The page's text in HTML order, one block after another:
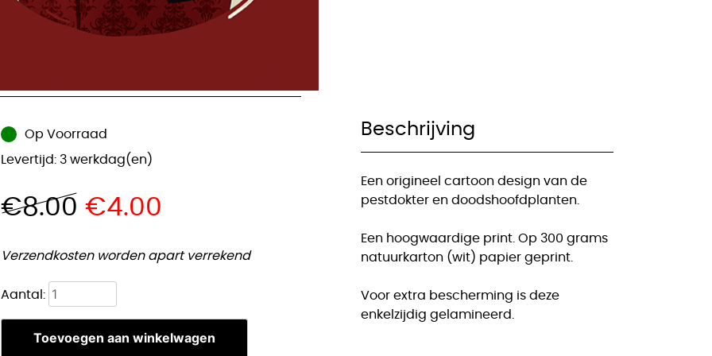
Op Voorraad
Levertijd: 3 werkdag(en)
€8.00 €4.00
Verzendkosten worden apart verrekend
Aantal: Cartoon
Pestdokter
Print
Toevoegen aan winkelwagen
Beschrijving
Een origineel cartoon design van de
pestdokter en doodshoofdplanten.
Een hoogwaardige print. Op 300 grams
natuurkarton (wit) papier geprint.
Voor extra bescherming is deze
enkelzijdig gelamineerd.